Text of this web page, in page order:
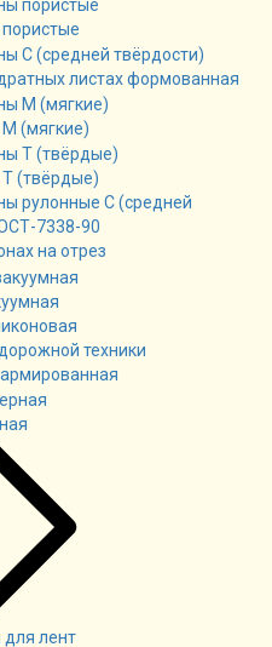
листах формованная
(мягкие)
(твёрдые)
на отрез
техники